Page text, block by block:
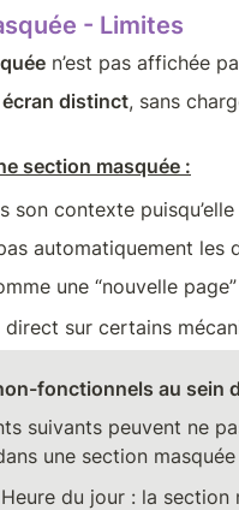
- Limites
n’est pas affichée
écran distinct, sans
section masquée :
son contexte puisqu’elle
automatiquement les
une “nouvelle
sur certains
fonctionnels au sein
suivants peuvent ne
une section masquée
du jour : la section